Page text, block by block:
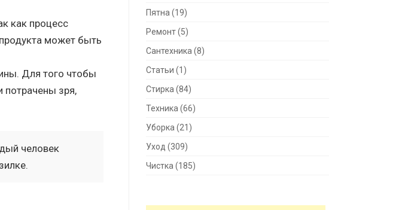
как процесс
может быть
Для того чтобы
потрачены зря,
человек
Пятна (19)
Ремонт(5)
Сантехника (8)
Статьи (1)
Стирка (84)
Техника (66)
Уборка (21)
Уход (309)
Чистка (185)